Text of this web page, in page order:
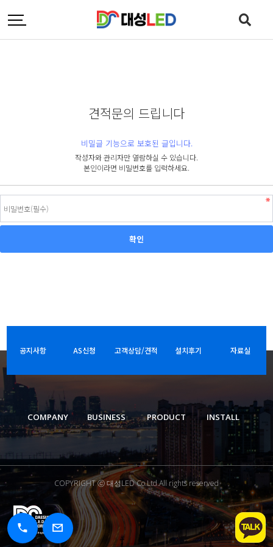
견적문의 드립니다
비밀글 기능으로 보호된 글입니다.
작성자와 관리자만 열람하실 수 있습니다.
본인이라면 비밀번호를 입력하세요.
공지사항 AS신청 고객상담/견적 설치후기 자료실
COMPANY BUSINESS PRODUCT INSTALL
COPYRIGHT ⓒ 대성LED Co.Ltd.All rights reserved